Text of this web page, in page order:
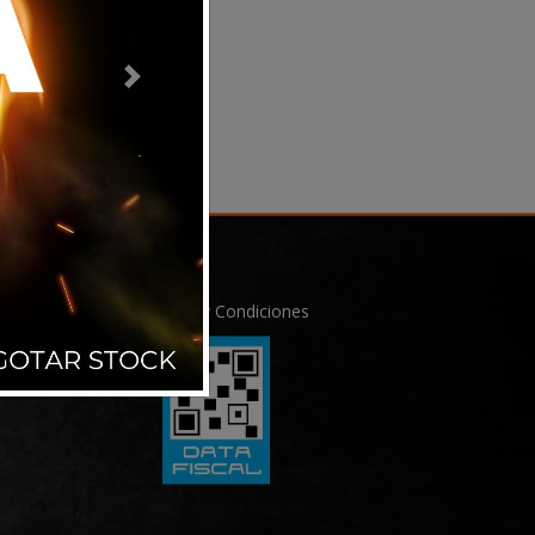
Next
Términos y Condiciones